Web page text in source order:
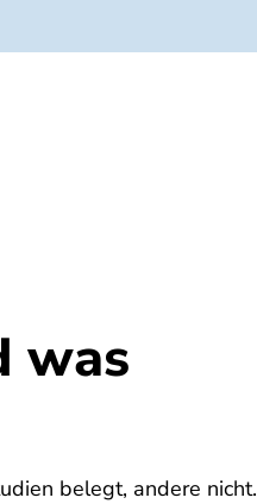
was
belegt, andere nicht.